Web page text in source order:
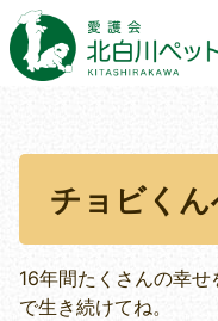
チョビくん
16年間たくさんの幸
で生き続けてね。